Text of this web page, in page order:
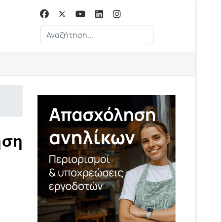
Αναζήτηση...